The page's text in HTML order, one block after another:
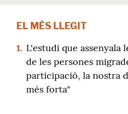
EL MÉS LLEGIT
1. L'estudi que assenyala
de les persones
participació, la nostra
més forta"